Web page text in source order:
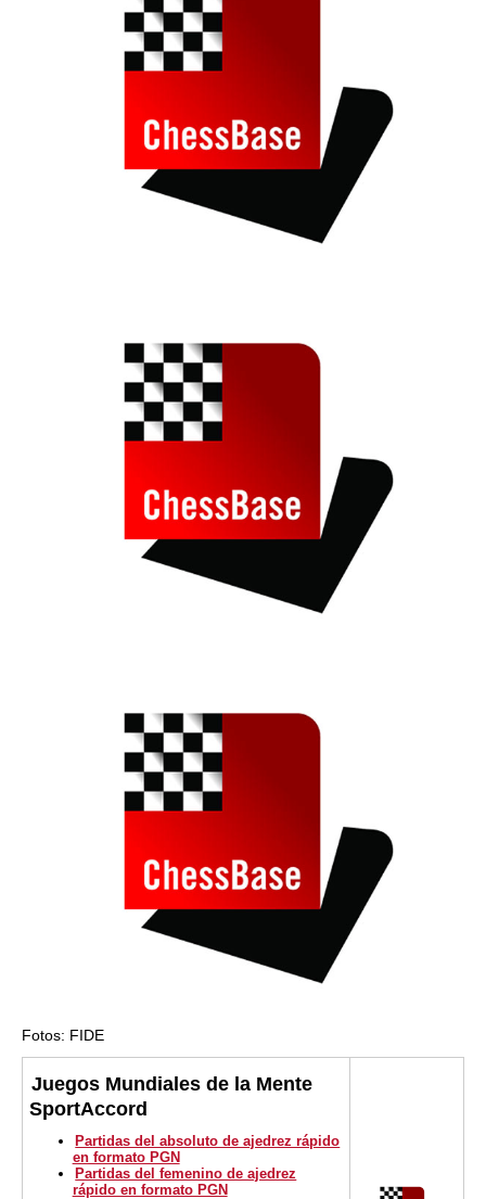
Fotos: FIDE
Juegos Mundiales de la Mente
SportAccord
Partidas del absoluto de ajedrez rápido
en formato PGN
Partidas del femenino de ajedrez
rápido en formato PGN